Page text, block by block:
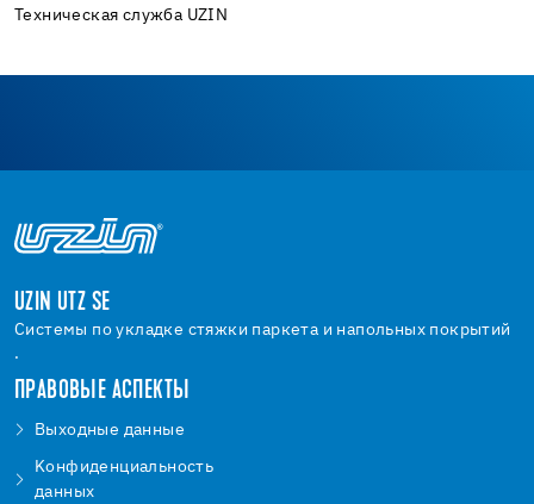
Техническая служба UZIN
UZIN UTZ SE
Системы по укладке стяжки паркета и напольных покрытий
.
ПРАВОВЫЕ АСПЕКТЫ
Bыходные данные
Kонфиденциальность
данных